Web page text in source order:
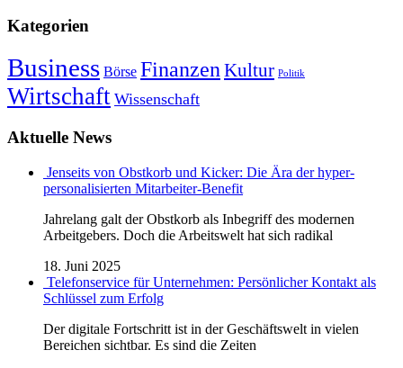
Kategorien
Business Börse Finanzen Kultur Politik
Wirtschaft Wissenschaft
Aktuelle News
Jenseits von Obstkorb und Kicker: Die Ära der hyper-
personalisierten Mitarbeiter-Benefit
Jahrelang galt der Obstkorb als Inbegriff des modernen
Arbeitgebers. Doch die Arbeitswelt hat sich radikal
18. Juni 2025
Telefonservice für Unternehmen: Persönlicher Kontakt als
Schlüssel zum Erfolg
Der digitale Fortschritt ist in der Geschäftswelt in vielen
Bereichen sichtbar. Es sind die Zeiten